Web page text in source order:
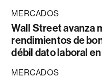
MERCADOS
Wall Street avanza
rendimientos de
débil dato laboral en
MERCADOS